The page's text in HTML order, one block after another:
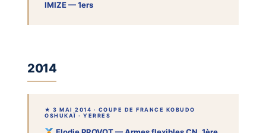
IMIZE — 1ers
2014
★ 3 MAI 2014 · COUPE DE FRANCE KOBUDO
OSHUKAÏ · YERRES